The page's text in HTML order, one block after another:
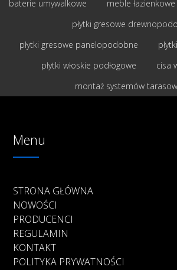
baterie umywalkowe
meble łazienkowe
płytki gresowe
płytki gresowe panelopodobne
płytki włoskie podłogowe
cisa
montaż systemów
Menu
STRONA GŁÓWNA
NOWOŚCI
PRODUCENCI
REGULAMIN
KONTAKT
POLITYKA PRYWATNOŚCI